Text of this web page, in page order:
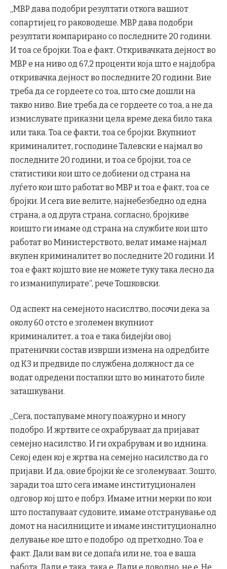
„МВР дава подобри резултати откога вашиот
сопартијец го раководеше. МВР дава подобри
резултати компарирано со последните 20 години.
И тоа се бројки. Тоа е факт. Откривачката дејност во
МВР е на ниво од 67,2 проценти која што е најдобра
откривачка дејност во последните 20 години. Вие
треба да се гордеете со тоа, што сме дошли на
такво ниво. Вие треба да се гордеете со тоа, а не да
измислувате приказни цела време дека било така
или така. Тоа се факти, тоа се бројки. Вкупниот
криминалитет, господине Талевски е најмал во
последните 20 години, и тоа се бројки, тоа се
статистики кои што се добиени од страна на
луѓето кои што работат во МВР и тоа е факт, тоа се
бројки. И сега вие велите, најнебезбедно од една
страна, а од друга страна, согласно, бројкиве
коишто ги имаме од страна на службите кои што
работат во Министерството, велат имаме најмал
вкупен криминалитет во последните 20 години. И
тоа е факт којшто вие не можете туку така лесно да
го изманипулирате“, рече Тошковски.
Од аспект на семејното насислтво, посочи дека за
околу 60 отсто е зголемен вкупниот
криминалитет, а тоа е така бидејќи овој
пратенички состав изврши измена на одредбите
од КЗ и предвиде по службена должност да се
водат одредени постапки што во минатото биле
заташкувани.
„Сега, постапуваме многу поажурно и многу
подобро. И жртвите се охрабруваат да пријават
семејно насилство. И ги охрабрувам и во иднина.
Секој еден кој е жртва на семејно насилство да го
пријави. И да, овие бројки ќе се зголемуваат. Зошто,
заради тоа што сега имаме институционален
одговор кој што е побрз. Имаме итни мерки по кои
што постапуваат судовите, имаме отстранување од
домот на насилниците и имаме институционално
делување кое што е подобро од претходно. Тоа е
факт. Дали вам ви се допаѓа или не, тоа е ваша